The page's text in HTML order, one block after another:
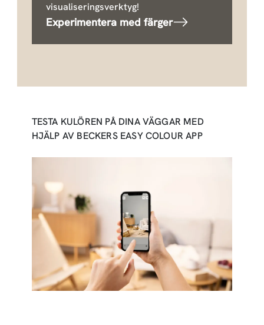
visualiseringsverktyg!
Experimentera med färger
TESTA KULÖREN PÅ DINA VÄGGAR MED
HJÄLP AV BECKERS EASY COLOUR APP